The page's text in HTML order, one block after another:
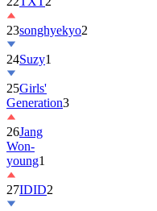
23songhyekyo2
24Suzy1
25Girls'
Generation3
26Jang
Won-
young1
27IDID2